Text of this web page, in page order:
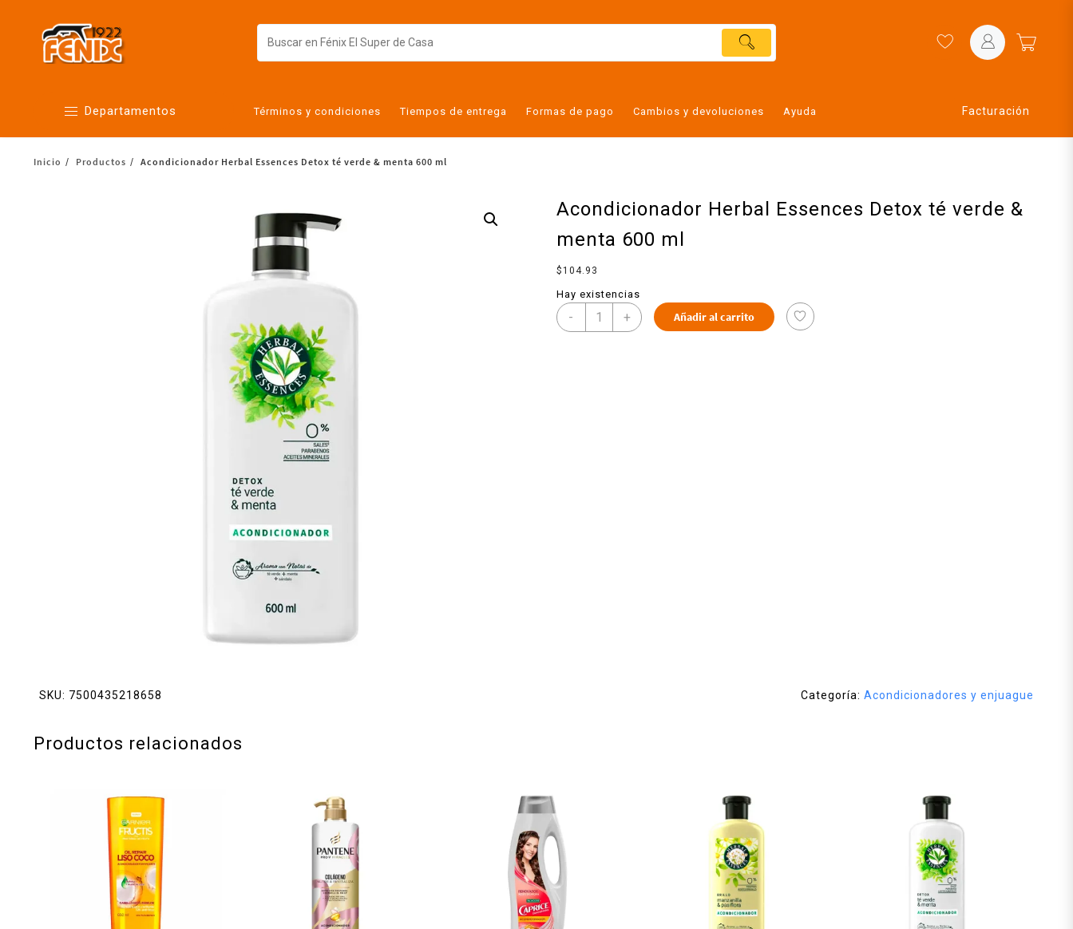
Departamentos
Alimentos
Términos y condiciones Tiempos de entrega Formas de pago Cambios y devoluciones Ayuda Facturación
Inicio Productos Acondicionador Herbal Essences Detox té verde & menta 600 ml
Acondicionador Herbal Essences Detox té verde &
menta 600 ml
$ 104.93
Hay existencias
- + Añadir al carrito
SKU: 7500435218658 Categoría: Acondicionadores y enjuague
Productos relacionados